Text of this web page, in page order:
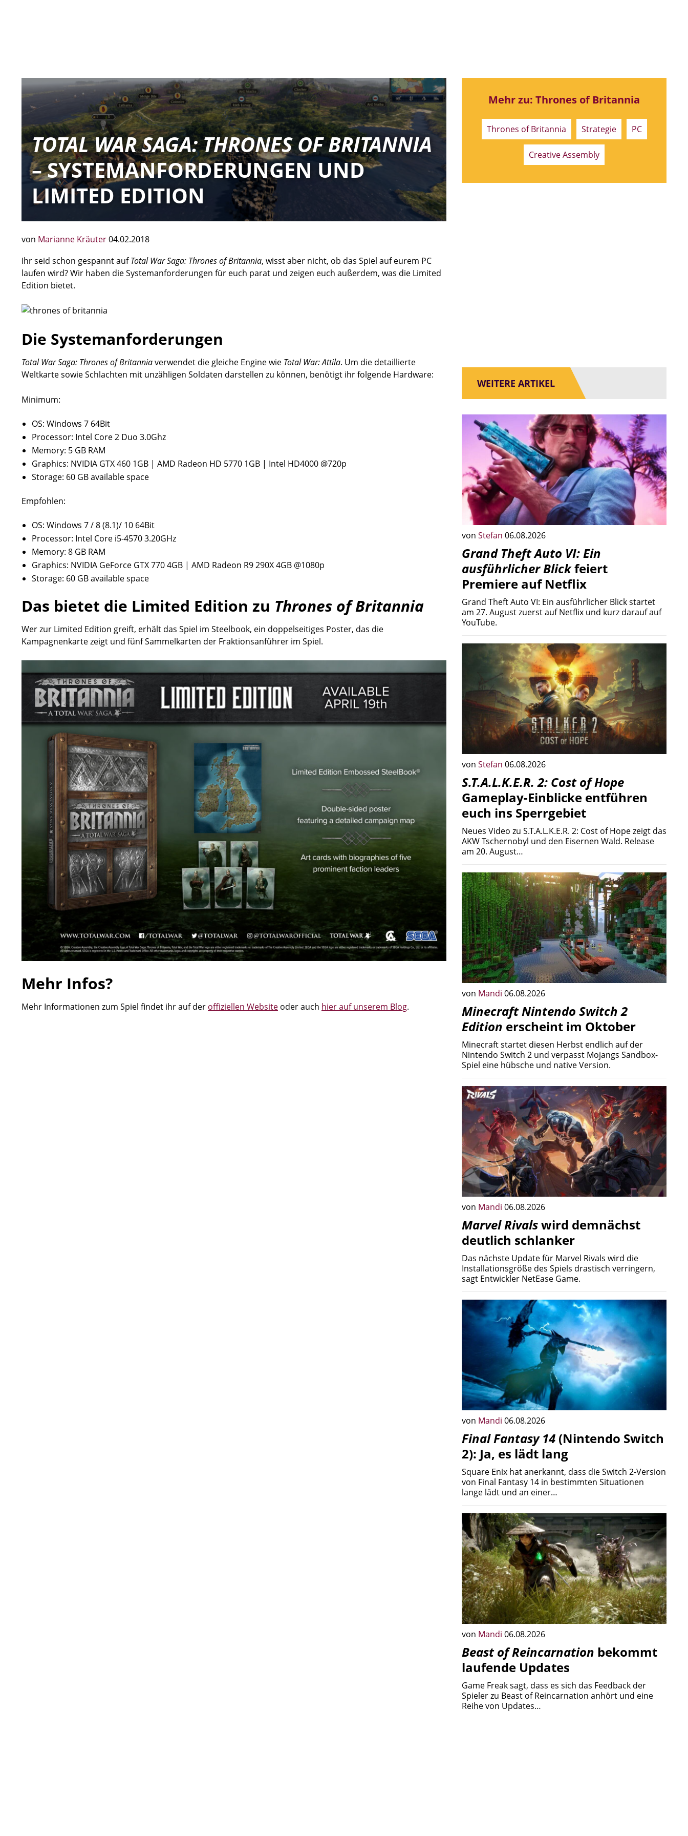
TOTAL WAR SAGA: THRONES OF BRITANNIA
– SYSTEMANFORDERUNGEN UND
LIMITED EDITION
von Marianne Kräuter04.02.2018
Ihr seid schon gespannt aufTotal War Saga: Thrones of Britannia, wisst aber nicht, ob das Spiel auf eurem PC
laufen wird? Wir haben die Systemanforderungen für euch parat und zeigen euch außerdem, was die Limited
Edition bietet.
Die Systemanforderungen
Total War Saga: Thrones of Britanniaverwendet die gleiche Engine wie Total War: Attila. Um die detaillierte
Weltkarte sowie Schlachten mit unzähligen Soldaten darstellen zu können, benötigt ihr folgende Hardware:
Minimum:
OS: Windows 7 64Bit
Processor: Intel Core 2 Duo 3.0Ghz
Memory: 5 GB RAM
Graphics: NVIDIA GTX 460 1GB | AMD Radeon HD 5770 1GB | Intel HD4000 @720p
Storage: 60 GB available space
Empfohlen:
OS: Windows 7 / 8 (8.1)/ 10 64Bit
Processor: Intel Core i5-4570 3.20GHz
Memory: 8 GB RAM
Graphics: NVIDIA GeForce GTX 770 4GB | AMD Radeon R9 290X 4GB @1080p
Storage: 60 GB available space
Das bietet die Limited Edition zu Thrones of Britannia
Wer zur Limited Edition greift, erhält das Spiel im Steelbook, ein doppelseitiges Poster, das die
Kampagnenkarte zeigt und fünf Sammelkarten der Fraktionsanführer im Spiel.
Mehr Infos?
Mehr Informationen zum Spiel findet ihr auf der offiziellen Website oder auch hier auf unserem Blog.
Mehr zu: Thrones of Britannia
Thrones of Britannia Strategie PC
Creative Assembly
WEITERE ARTIKEL
von Stefan 06.08.2026
Grand Theft Auto VI: Ein
ausführlicher Blickfeiert
Premiere auf Netflix
Grand Theft Auto VI: Ein ausführlicher Blick startet
am 27. August zuerst auf Netflix und kurz darauf auf
YouTube.
von Stefan 06.08.2026
S.T.A.L.K.E.R. 2: Cost of Hope
Gameplay-Einblicke entführen
euch ins Sperrgebiet
Neues Video zu S.T.A.L.K.E.R. 2: Cost of Hope zeigt das
AKW Tschernobyl und den Eisernen Wald. Release
am 20. August…
von Mandi 06.08.2026
Minecraft Nintendo Switch 2
Edition erscheint im Oktober
Minecraft startet diesen Herbst endlich auf der
Nintendo Switch 2 und verpasst Mojangs Sandbox-
Spiel eine hübsche und native Version.
von Mandi 06.08.2026
Marvel Rivalswird demnächst
deutlich schlanker
Das nächste Update für Marvel Rivals wird die
Installationsgröße des Spiels drastisch verringern,
sagt Entwickler NetEase Game.
von Mandi 06.08.2026
Final Fantasy 14 (Nintendo Switch
2): Ja, es lädt lang
Square Enix hat anerkannt, dass die Switch 2-Version
von Final Fantasy 14 in bestimmten Situationen
lange lädt und an einer…
von Mandi 06.08.2026
Beast of Reincarnation bekommt
laufende Updates
Game Freak sagt, dass es sich das Feedback der
Spieler zu Beast of Reincarnation anhört und eine
Reihe von Updates…